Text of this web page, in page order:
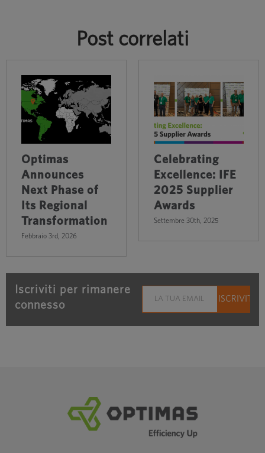
Post correlati
Optimas
Announces
Next Phase of
Its Regional
Transformation
Febbraio 3rd, 2026
Celebrating
Excellence: IFE
2025 Supplier
Awards
Settembre 30th, 2025
Iscriviti per rimanere
connesso